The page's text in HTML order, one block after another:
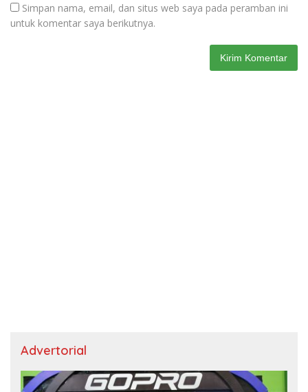
Simpan nama, email, dan situs web saya pada peramban ini
untuk komentar saya berikutnya.
Advertorial